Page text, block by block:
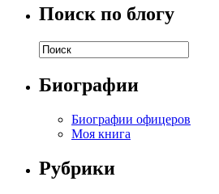
Поиск по блогу
Биографии
Биографии офицеров
Моя книга
Рубрики